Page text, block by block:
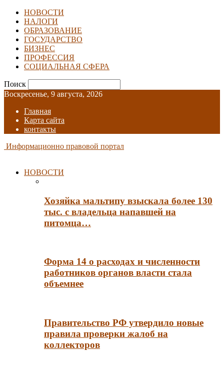
НОВОСТИ
НАЛОГИ
ОБРАЗОВАНИЕ
ГОСУДАРСТВО
БИЗНЕС
ПРОФЕССИЯ
СОЦИАЛЬНАЯ СФЕРА
Поиск
Воскресенье, 9 августа, 2026
Главная
Карта сайта
контакты
Информационно правовой портал
НОВОСТИ
Хозяйка мальтипу взыскала более 130
тыс. с владельца напавшей на
питомца…
Форма 14 о расходах и численности
работников органов власти стала
объемнее
Правительство РФ утвердило новые
правила проверки жалоб на
коллекторов